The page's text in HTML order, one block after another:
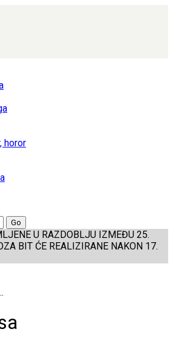
horor
U RAZDOBLJU IZMEĐU 25.
BIT ĆE REALIZIRANE NAKON 17.